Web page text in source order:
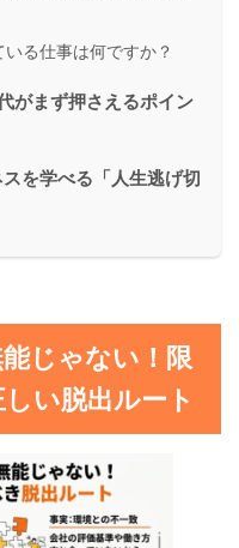
る仕事は何ですか？
がまず押さえるポイン
を学べる「人生逃げ切
じゃない！限
い脱出ルート